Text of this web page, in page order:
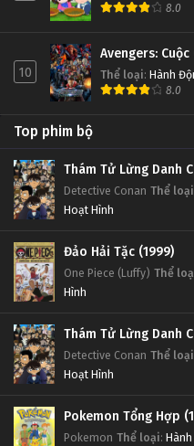
8.0
10
Avengers:
Thể loại: Hành
8.0
Top phim bộ
Thám Tử Lừng Danh
Detective Conan Thể loại
Hoạt Hình
Đảo Hải Tặc (1999)
One Piece (Luffy) Thể
Hình
Thám Tử Lừng Danh
Detective Conan Thể loại
Hoạt Hình
Pokemon Tổng Hợp
Pokemon Thể loại: